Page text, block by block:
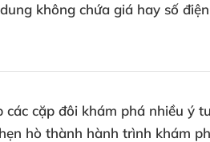
không chứa giá hay số
cặp đôi khám phá nhiều ý
hò thành hành trình khám